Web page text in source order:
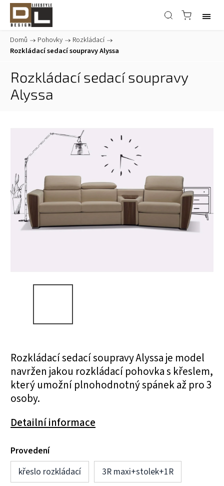
Domů / Pohovky / Rozkládací /
Rozkládací sedací soupravy Alyssa
Rozkládací sedací soupravy
Alyssa
Rozkládací sedací soupravy Alyssa je model
navržen jakou rozkládací pohovka s křeslem,
který umožní plnohodnotný spánek až pro 3
osoby.
Detailní informace
Provedení
křeslo rozkládací
3R maxi+stolek+1R